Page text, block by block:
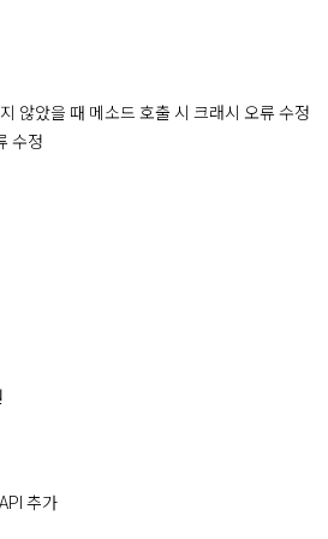
않았을 때 메소드 호출 시 크래시 오류 수정
수정
추가